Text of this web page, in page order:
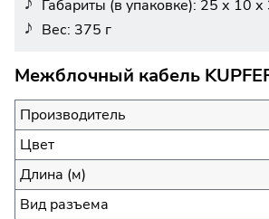
Габариты (в упаковке): 25 х 10 х
Вес: 375 г
Межблочный кабель
Производитель
Цвет
Длина (м)
Вид разъема